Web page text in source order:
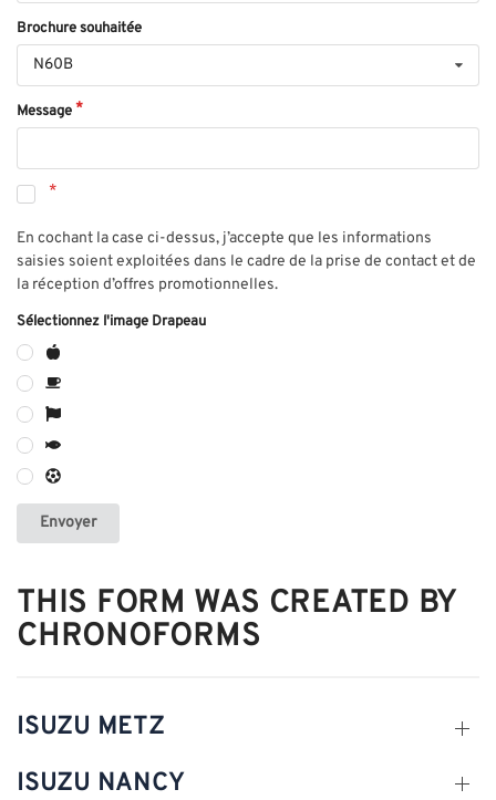
Brochure souhaitée
N60B
Message
En cochant la case ci-dessus, j’accepte que les informations
saisies soient exploitées dans le cadre de la prise de contact et de
la réception d’offres promotionnelles.
Sélectionnez l'image Drapeau
Envoyer
THIS FORM WAS CREATED BY
CHRONOFORMS
ISUZU METZ
ISUZU NANCY